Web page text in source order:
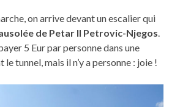
on arrive devant un escalier qui
de Petar II Petrovic-Njegos.
5 Eur par personne dans une
tunnel, mais il n’y a personne : joie !